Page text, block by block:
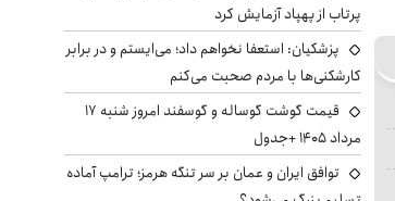
پرتاب از پهپاد آزمایش کرد
پزشکیان: استعفا نخواهم داد؛ می‌ایستم و در برابر
کارشکنی‌ها با مردم صحبت می‌کنم
قیمت گوشت گوساله و گوسفند امروز شنبه ۱۷
مرداد ۱۴۰۵ +جدول
توافق ایران و عمان بر سر تنگه هرمز؛ ترامپ آماده